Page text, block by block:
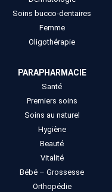
Soins bucco-dentaires
Femme
Oligothérapie
PARAPHARMACIE
Santé
Premiers soins
Soins au naturel
Hygiène
Beauté
Vitalité
Bébé – Grossesse
Orthopédie